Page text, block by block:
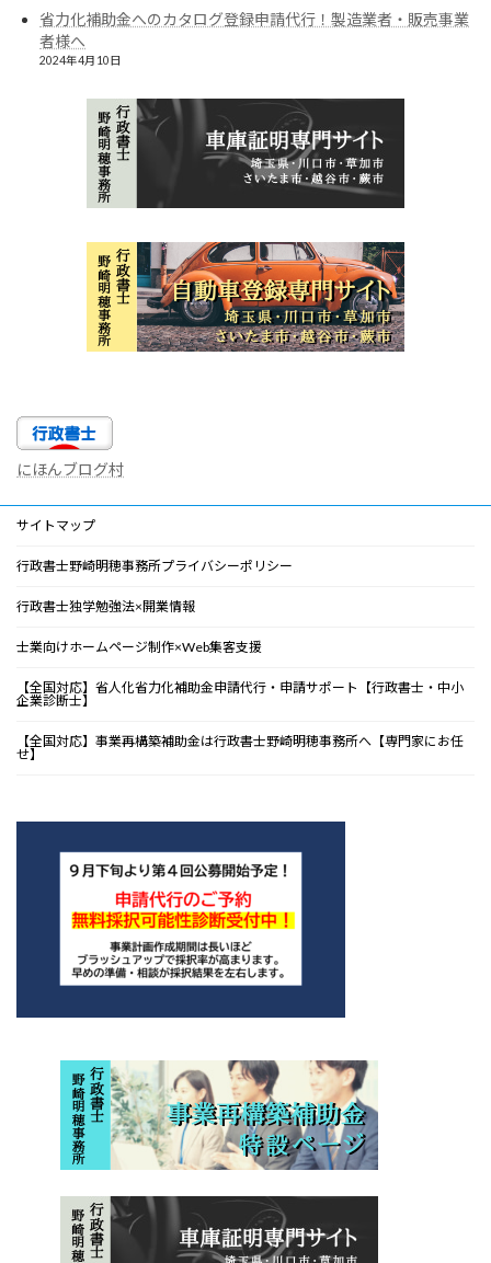
省力化補助金へのカタログ登録申請代行！製造業者・販売事業
者様へ
2024年4月10日
にほんブログ村
サイトマップ
行政書士野崎明穂事務所プライバシーポリシー
行政書士独学勉強法×開業情報
士業向けホームページ制作×Web集客支援
【全国対応】省人化省力化補助金申請代行・申請サポート【行政書士・中小
企業診断士】
【全国対応】事業再構築補助金は行政書士野崎明穂事務所へ【専門家にお任
せ】